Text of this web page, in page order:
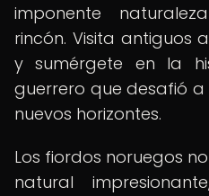
imponente
rincón. Visita antiguos
y sumérgete en la
guerrero que desafió a
nuevos horizontes.
Los fiordos noruegos
natural